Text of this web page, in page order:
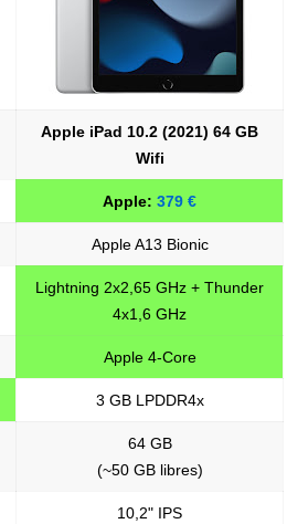
Apple iPad 10.2 (2021) 64 GB
Wifi
Apple: 379 €
Apple A13 Bionic
Lightning 2x2,65 GHz + Thunder
4x1,6 GHz
Apple 4-Core
3 GB LPDDR4x
64 GB
(~50 GB libres)
10,2" IPS